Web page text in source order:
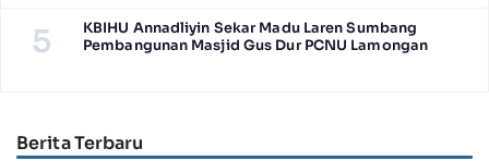
5
KBIHU Annadliyin Sekar Madu Laren Sumbang
Pembangunan Masjid Gus Dur PCNU Lamongan
Berita Terbaru